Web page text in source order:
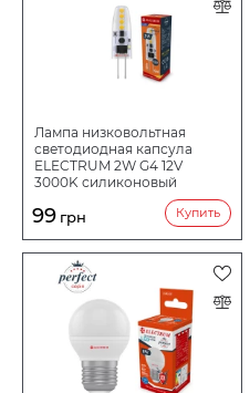
Лампа низковольтная
светодиодная капсула
ELECTRUM 2W G4 12V
3000K силиконовый
99 грн Купить